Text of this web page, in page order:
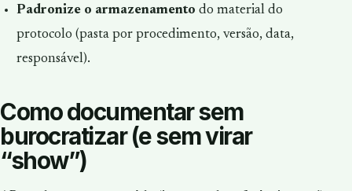
Padronize o armazenamento do material do
protocolo (pasta por procedimento, versão, data,
responsável).
Como documentar sem
burocratizar (e sem virar
“show”)